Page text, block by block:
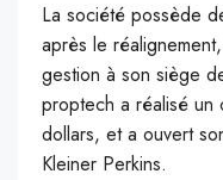
La société possède
après le
gestion à son siège
proptech a réalisé un
dollars, et a ouvert
Kleiner Perkins.